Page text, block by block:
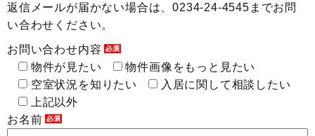
返信メールが届かない場合は、0234-24-4545までお問
い合わせください。
お問い合わせ内容
物件が見たい
物件画像をもっと見たい
空室状況を知りたい
入居に関して相談したい
上記以外
お名前